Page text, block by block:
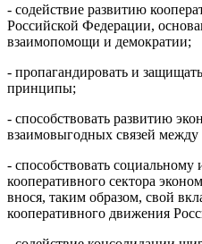
- содействие развитию
Российской Федерации,
взаимопомощи и демократии;
- пропагандировать и
принципы;
- способствовать развитию
взаимовыгодных связей
- способствовать социальному
кооперативного сектора
внося, таким образом, свой
кооперативного движения